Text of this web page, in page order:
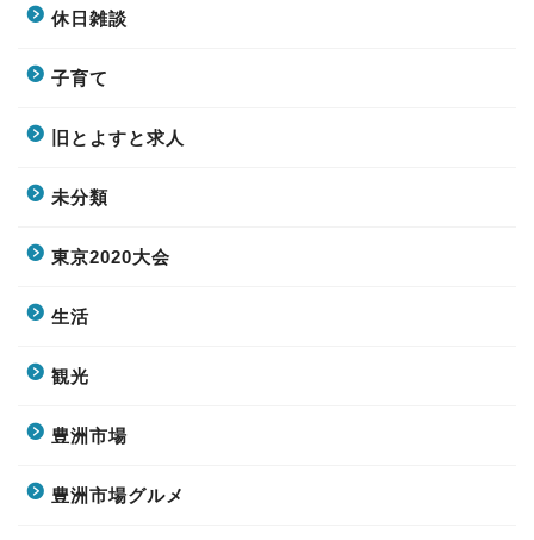
休日雑談
子育て
旧とよすと求人
未分類
東京2020大会
生活
観光
豊洲市場
豊洲市場グルメ